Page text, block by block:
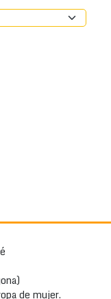
de mujer.